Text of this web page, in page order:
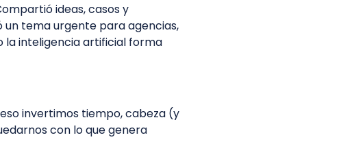
ideas, casos y
un tema urgente para agencias,
la inteligencia artificial forma
invertimos tiempo, cabeza (y
con lo que genera